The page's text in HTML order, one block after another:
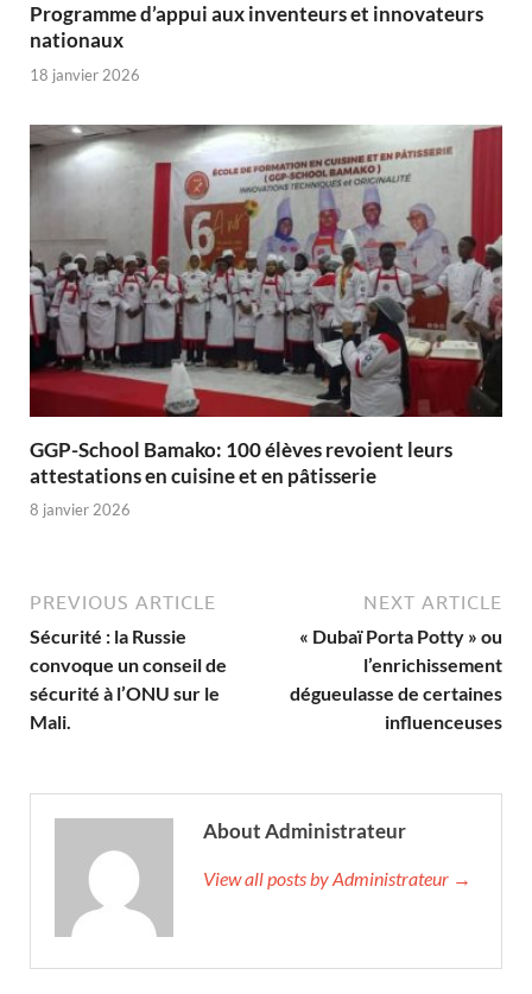
Programme d’appui aux inventeurs et innovateurs
nationaux
18 janvier 2026
GGP-School Bamako: 100 élèves revoient leurs
attestations en cuisine et en pâtisserie
8 janvier 2026
PREVIOUS ARTICLE
Sécurité : la Russie
convoque un conseil de
sécurité à l’ONU sur le
Mali.
NEXT ARTICLE
« Dubaï Porta Potty » ou
l’enrichissement
dégueulasse de certaines
influenceuses
About Administrateur
View all posts by Administrateur →